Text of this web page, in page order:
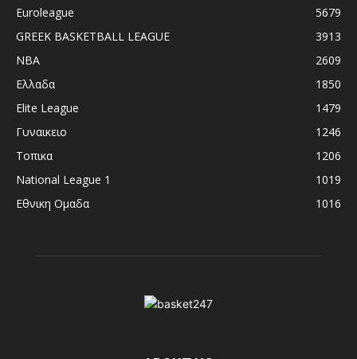
Euroleague
5679
GREEK BASKETBALL LEAGUE
3913
NBA
2609
Ελλαδα
1850
Elite League
1479
Γυναικειο
1246
Τοπικα
1206
National League 1
1019
Εθνικη Ομαδα
1016